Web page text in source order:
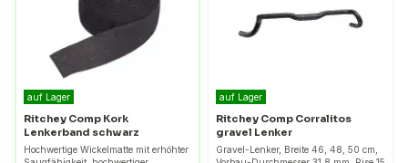
auf Lager
Ritchey Comp Kork
Lenkerband schwarz
Hochwertige Wickelmatte mit erhöhter
auf Lager
Ritchey Comp Corralitos
gravel Lenker
Gravel-Lenker, Breite 46, 48, 50 cm,